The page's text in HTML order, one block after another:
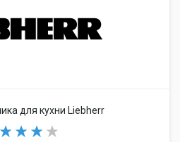
для кухни Liebherr